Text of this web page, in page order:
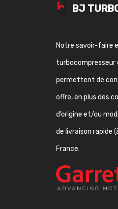
BJ
Notre savoir-faire
permettent de
offre, en plus des
d’origine et/ou
de livraison rapide
France.